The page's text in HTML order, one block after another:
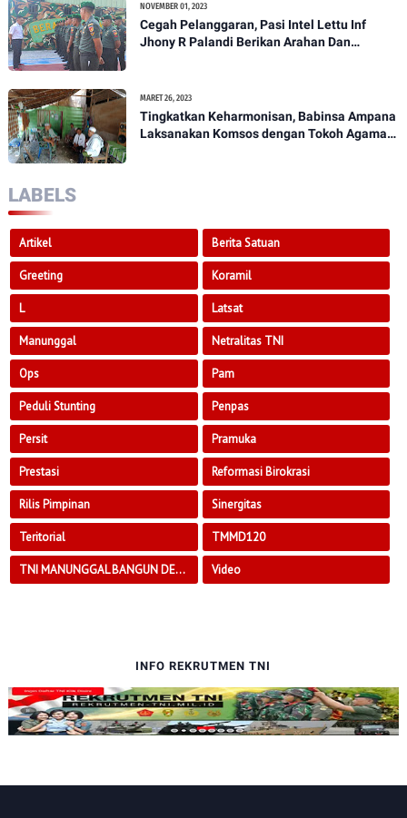
NOVEMBER 01, 2023
Cegah Pelanggaran, Pasi Intel Lettu Inf
Jhony R Palandi Berikan Arahan Dan
MARET 26, 2023
Tingkatkan Keharmonisan, Babinsa Ampana
Laksanakan Komsos dengan Tokoh Agama
LABELS
Artikel Berita Satuan
Greeting Koramil
L Latsat
Manunggal Netralitas TNI
Ops Pam
Peduli Stunting Penpas
Persit Pramuka
Prestasi Reformasi Birokrasi
Rilis Pimpinan Sinergitas
Teritorial TMMD120
TNI MANUNGGAL BANGUN DESA Video
INFO REKRUTMEN TNI